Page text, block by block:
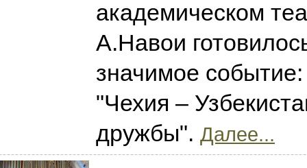
академическом
А.Навои
значимое событие:
"Чехия –
дружбы". Далее...